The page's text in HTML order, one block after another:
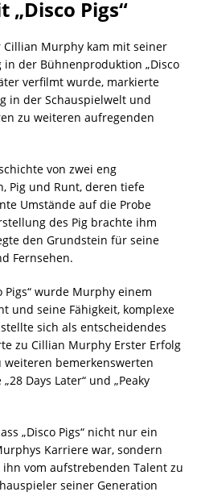
Pigs“
Murphy kam mit seiner
der Bühnenproduktion „Disco
verfilmt wurde, markierte
in der Schauspielwelt und
zu weiteren aufregenden
von zwei eng
Pig und Runt, deren tiefe
Umstände auf die Probe
des Pig brachte ihm
den Grundstein für seine
Fernsehen.
Pigs“ wurde Murphy einem
und seine Fähigkeit, komplexe
sich als entscheidendes
zu Cillian Murphy Erster Erfolg
weiteren bemerkenswerten
Days Later“ und „Peaky
„Disco Pigs“ nicht nur ein
Karriere war, sondern
vom aufstrebenden Talent zu
seiner Generation